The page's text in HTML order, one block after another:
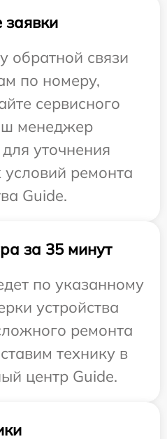
обратной связи
по номеру,
сервисного
менеджер
уточнения
ремонта
Guide.
за 35 минут
по указанному
устройства
ремонта
технику в
центр Guide.